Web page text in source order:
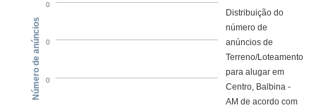
0
0
0
Número de anúncios
Distribuição do
número de
anúncios de
Terreno/Loteamento
para alugar em
Centro, Balbina -
AM de acordo com